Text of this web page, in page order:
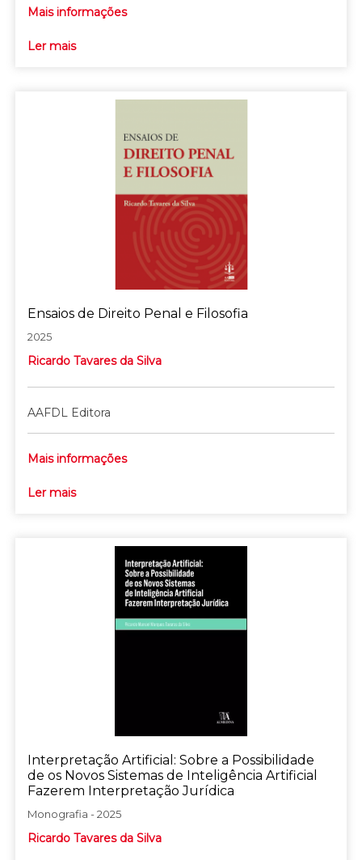
Mais informações
Ler mais
Ensaios de Direito Penal e Filosofia
2025
Ricardo Tavares da Silva
AAFDL Editora
Mais informações
Ler mais
Interpretação Artificial: Sobre a Possibilidade
de os Novos Sistemas de Inteligência Artificial
Fazerem Interpretação Jurídica
Monografia - 2025
Ricardo Tavares da Silva